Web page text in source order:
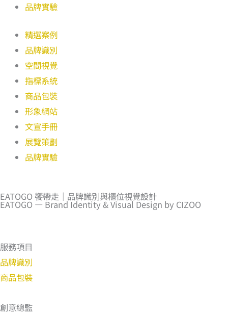
品牌實驗
精選案例
品牌識別
空間視覺
指標系統
商品包裝
形象網站
文宣手冊
展覽策劃
品牌實驗
EATOGO 饗帶走｜品牌識別與櫃位視覺設計
EATOGO — Brand Identity & Visual Design by CIZOO
服務項目
品牌識別
商品包裝
創意總監